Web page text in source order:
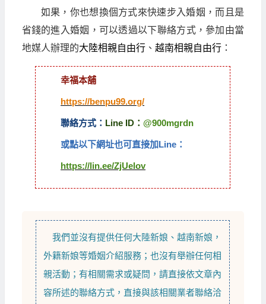
如果，你也想換個方式來快速步入婚姻，而且是
省錢的進入婚姻，可以透過以下聯絡方式，參加由當
地媒人辦理的大陸相親自由行、 越南相親自由行：
幸福本舖
https://benpu99.org/
聯絡方式： Line ID：@900mgrdn
或點以下網址也可直接加Line：
https://lin.ee/ZjUelov
我們並沒有提供任何大陸新娘 、越南新娘 ，
外籍新娘等婚姻介紹服務；也沒有舉辦任何相
親活動；有相關需求或疑問，請直接依文章內
容所述的聯絡方式，直接與該相關業者聯絡洽